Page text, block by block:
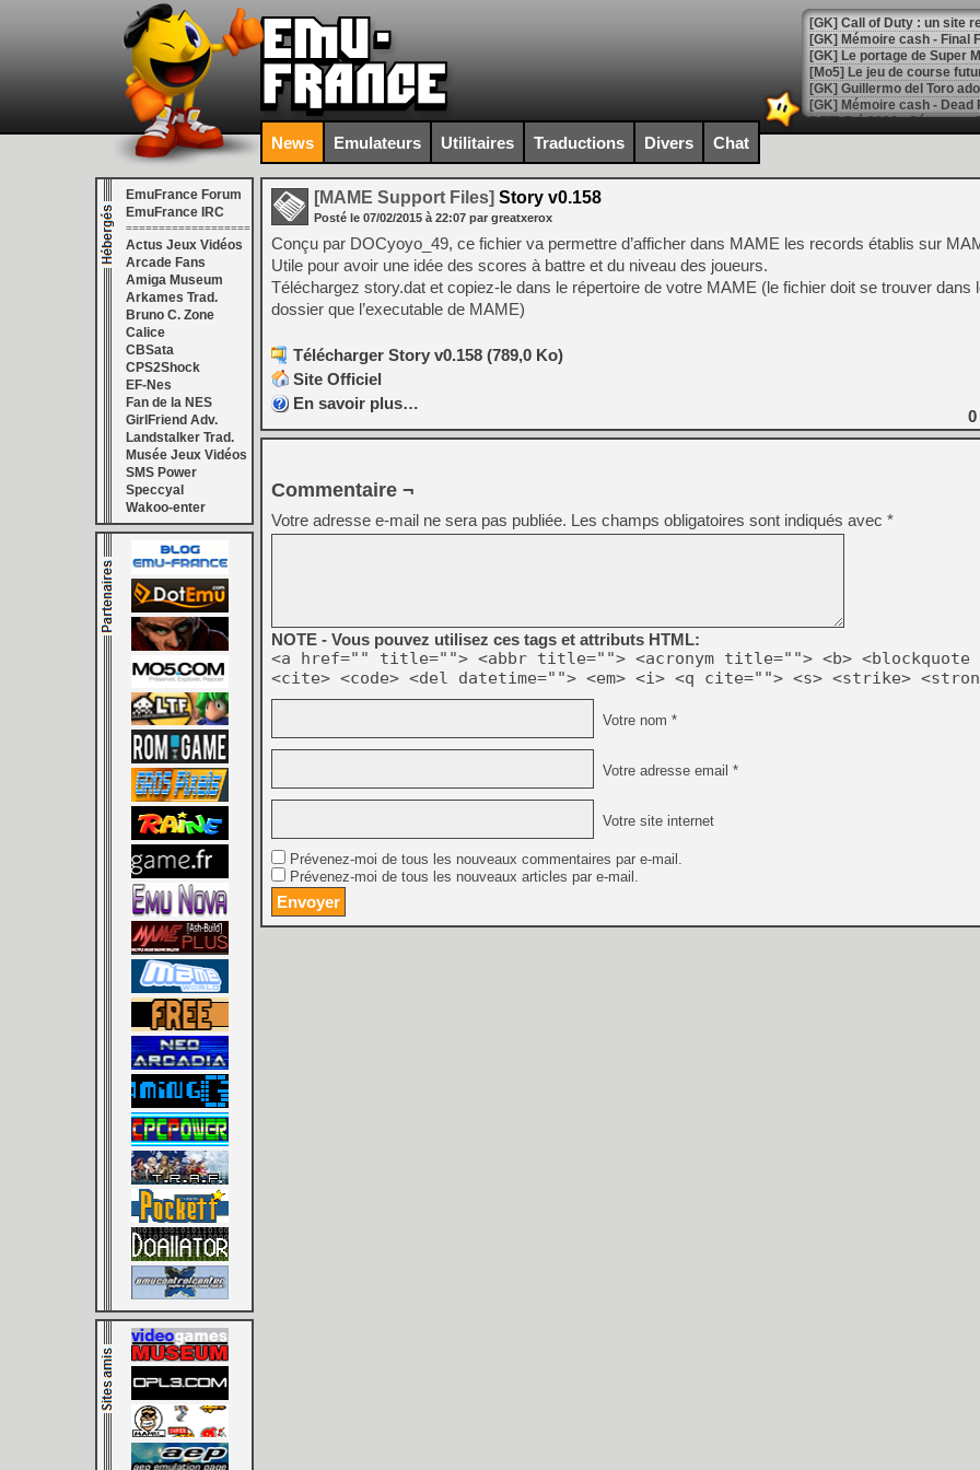
[GK] Le portage de Super
[Mo5] Le jeu de course
[GK] Guillermo del Toro
[LTF] Eté 2026 - Séquence
[GK] Mistfall Hunter :
[GK] Wo Long 2 évolue
[GK] Crossfire : un TPS à
[LS] [PS5] Premiers
[Mo5] DOOM arrive en
[GK] Bethesda fête les 30
[GK] Roblox : l'action en
[GK] Agenda - GeForce
[GK] Devolver Digital en a
[LS] [PS5] ps5-y2jb-
[GK] Pourquoi Marvel
[GK] Test : Restory : Chill
[GK] GTA 6 : Rockstar
[GK] Hot Wheels Infinite
[GK] Mémoire cash -
[GK] Résultats Nintendo :
[GK] Déjà des
[Mo5] Brickboy cherche à
[GK] Minecraft et ses «
[GK] Beast of
[GK] Ubisoft : fin de partie
[GK] Mémoire cash -
[GK] Dan Houser (GTA)
[GK] Comment EA Sports
[GK] Crimson Moon : un
[GK] Isle of Reveries : le
News Emulateurs Utilitaires Traductions Divers Chat
EmuFrance Forum
EmuFrance IRC
===================
Actus Jeux Vidéos
Arcade Fans
Amiga Museum
Arkames Trad.
Bruno C. Zone
Calice
CBSata
CPS2Shock
EF-Nes
Fan de la NES
GirlFriend Adv.
Landstalker Trad.
Musée Jeux Vidéos
SMS Power
Speccyal
Wakoo-enter
[MAME Support Files] Story v0.158
Posté le 07/02/2015 à 22:07 par greatxerox
Conçu par DOCyoyo_49, ce fichier va permettre d’afficher dans MAME les records établis sur
Utile pour avoir une idée des scores à battre et du niveau des joueurs.
Téléchargez story.dat et copiez-le dans le répertoire de votre MAME (le fichier doit se trouver dans
dossier que l’executable de MAME)
Télécharger Story v0.158 (789,0 Ko)
Site Officiel
En savoir plus…
0
Commentaire ¬
Votre adresse e-mail ne sera pas publiée. Les champs obligatoires sont indiqués avec *
NOTE - Vous pouvez utilisez ces tags et attributs HTML:
<a href="" title=""> <abbr title=""> <acronym title=""> <b> <blockquote
<cite> <code> <del datetime=""> <em> <i> <q cite=""> <s> <strike>
Votre nom *
Votre adresse email *
Votre site internet
Prévenez-moi de tous les nouveaux commentaires par e-mail.
Prévenez-moi de tous les nouveaux articles par e-mail.